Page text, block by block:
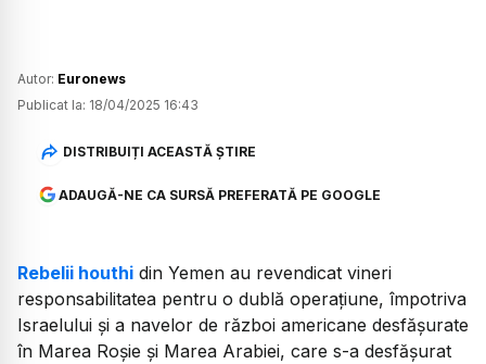
Autor: Euronews
Publicat la: 18/04/2025 16:43
DISTRIBUIȚI ACEASTĂ ȘTIRE
ADAUGĂ-NE CA SURSĂ PREFERATĂ PE GOOGLE
Rebelii houthi din Yemen au revendicat vineri
responsabilitatea pentru o dublă operațiune, împotriva
Israelului și a navelor de război americane desfășurate
în Marea Roșie și Marea Arabiei, care s-a desfășurat